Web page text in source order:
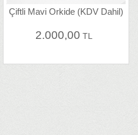
Çiftli Mavi Orkide (KDV Dahil)
2.000,00 TL